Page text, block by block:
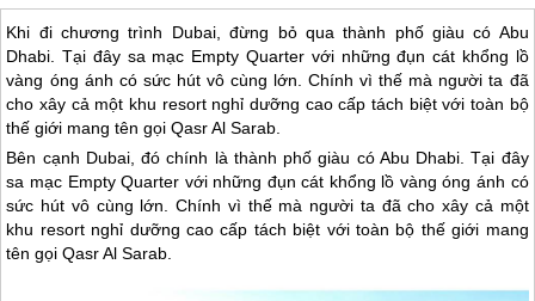
Khi đi chương trình Dubai, đừng bỏ qua thành phố giàu có Abu
Dhabi. Tại đây sa mạc Empty Quarter với những đụn cát khổng lồ
vàng óng ánh có sức hút vô cùng lớn. Chính vì thế mà người ta đã
cho xây cả một khu resort nghỉ dưỡng cao cấp tách biệt với toàn bộ
thế giới mang tên gọi Qasr Al Sarab.
Bên cạnh Dubai, đó chính là thành phố giàu có Abu Dhabi. Tại đây
sa mạc Empty Quarter với những đụn cát khổng lồ vàng óng ánh có
sức hút vô cùng lớn. Chính vì thế mà người ta đã cho xây cả một
khu resort nghỉ dưỡng cao cấp tách biệt với toàn bộ thế giới mang
tên gọi Qasr Al Sarab.